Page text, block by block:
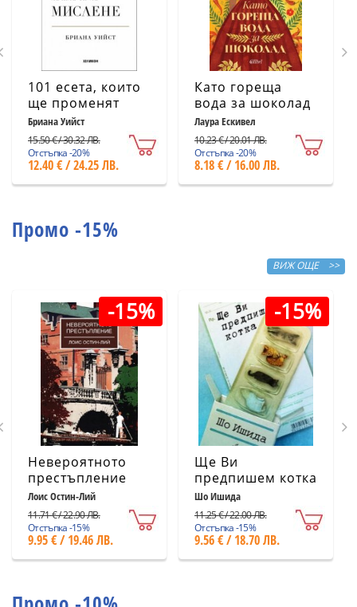
101 есета, които
ще променят
начина ви на
мислене
Бриана Уийст
15.50 € / 30.32 ЛВ.
Отстъпка -20%
12.40 € / 24.25 ЛВ.
Като гореща
вода за шоколад
(ново издание)
Лаура Ескивел
10.23 € / 20.01 ЛВ.
Отстъпка -20%
8.18 € / 16.00 ЛВ.
Промо -15%
ВИЖ ОЩЕ >>
-15%
Невероятното
престъпление
Лоис Остин-Лий
11.71 € / 22.90 ЛВ.
Отстъпка -15%
9.95 € / 19.46 ЛВ.
-15%
Ще Ви
предпишем котка
Шо Ишида
11.25 € / 22.00 ЛВ.
Отстъпка -15%
9.56 € / 18.70 ЛВ.